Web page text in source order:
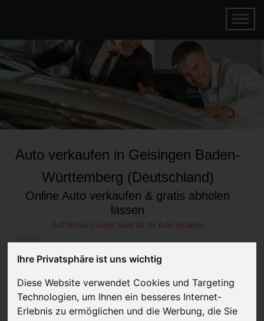
Ihre Privatsphäre ist uns wichtig
Diese Website verwendet Cookies und Targeting
Technologien, um Ihnen ein besseres Internet-
Erlebnis zu ermöglichen und die Werbung, die Sie
Auto verkaufen in Geisingen Baden-
Württemberg (Deutschland)
Online Auto verkaufen & gratis abholen
lassen
Auf Wunsch sofort Geld für Ihr Auto erhalten
JETZT KOSTENLOSE BEWERTUNG